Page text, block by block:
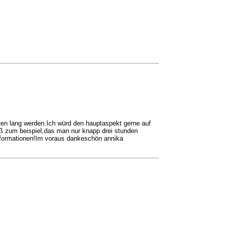
lang werden.Ich würd den hauptaspekt gerne auf
zum beispiel,das man nur knapp drei stunden
voraus dankeschön annika